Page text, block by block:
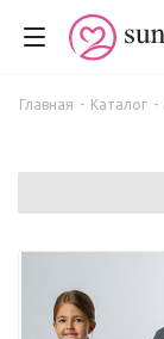
Главная - Каталог -